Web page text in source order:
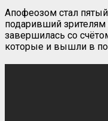
Апофеозом стал
подаривший зрителям
завершилась со
которые и вышли в